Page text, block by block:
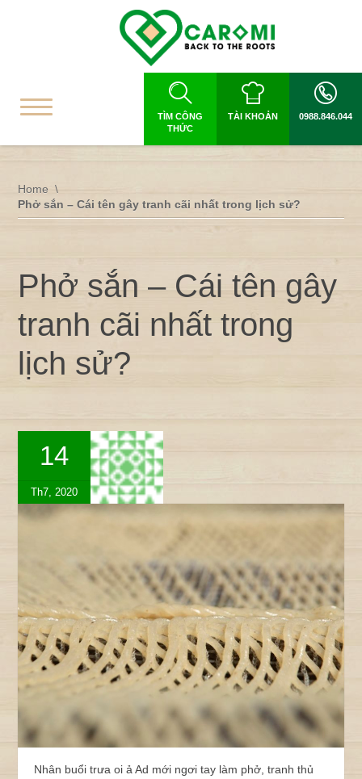
TÌM CÔNG
THỨC
TÀI KHOẢN 0988.846.044
Home
Phở sắn – Cái tên gây tranh cãi nhất trong lịch sử?
Phở sắn – Cái tên gây
tranh cãi nhất trong
lịch sử?
14
Th7, 2020
Nhân buổi trưa oi ả Ad mới ngơi tay làm phở, tranh thủ